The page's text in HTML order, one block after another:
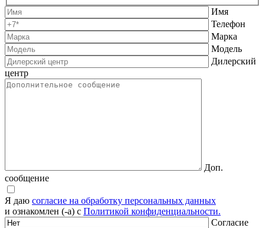
Имя
Телефон
Марка
Модель
Дилерский
центр
Доп.
сообщение
Я даю согласие на обработку персональных данных
и ознакомлен (-а) с Политикой конфиденциальности.
Согласие